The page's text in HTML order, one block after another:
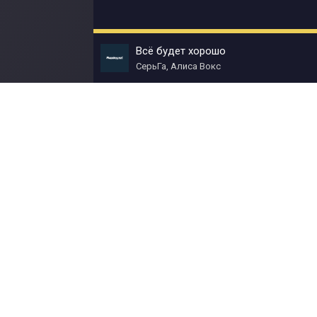
Всё будет хорошо
СерьГа, Алиса Вокс